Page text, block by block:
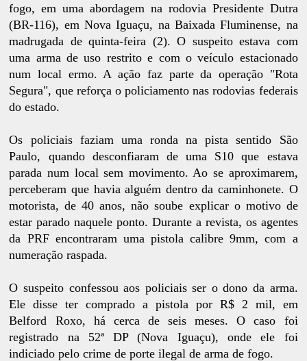
fogo, em uma abordagem na rodovia Presidente Dutra
(BR-116), em Nova Iguaçu, na Baixada Fluminense, na
madrugada de quinta-feira (2). O suspeito estava com
uma arma de uso restrito e com o veículo estacionado
num local ermo. A ação faz parte da operação "Rota
Segura", que reforça o policiamento nas rodovias federais
do estado.
Os policiais faziam uma ronda na pista sentido São
Paulo, quando desconfiaram de uma S10 que estava
parada num local sem movimento. Ao se aproximarem,
perceberam que havia alguém dentro da caminhonete. O
motorista, de 40 anos, não soube explicar o motivo de
estar parado naquele ponto. Durante a revista, os agentes
da PRF encontraram uma pistola calibre 9mm, com a
numeração raspada.
O suspeito confessou aos policiais ser o dono da arma.
Ele disse ter comprado a pistola por R$ 2 mil, em
Belford Roxo, há cerca de seis meses. O caso foi
registrado na 52ª DP (Nova Iguaçu), onde ele foi
indiciado pelo crime de porte ilegal de arma de fogo.